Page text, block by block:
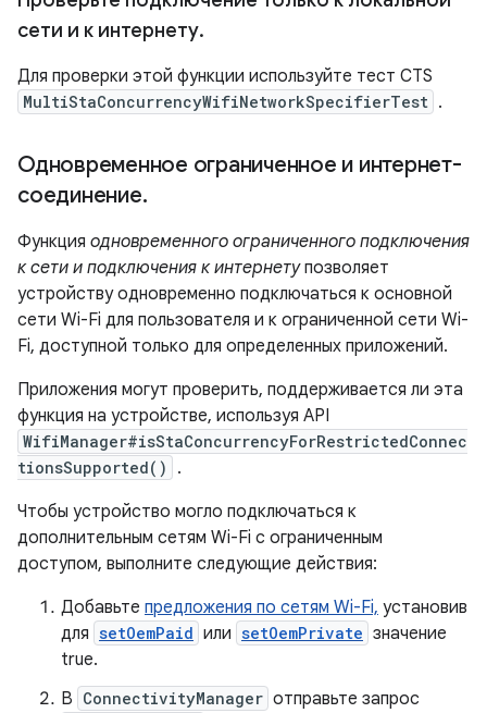
сети и к интернету.
Для проверки этой функции используйте тест CTS
MultiStaConcurrencyWifiNetworkSpecifierTest .
Одновременное ограниченное и интернет-
соединение.
Функция одновременного ограниченного подключения
к сети и подключения к интернетупозволяет
устройству одновременно подключаться к основной
сети Wi-Fi для пользователя и к ограниченной сети Wi-
Fi, доступной только для определенных приложений.
Приложения могут проверить, поддерживается ли эта
функция на устройстве, используя API
WifiManager#isStaConcurrencyForRestrictedConnec
tionsSupported()
.
Чтобы устройство могло подключаться к
дополнительным сетям Wi-Fi с ограниченным
доступом, выполните следующие действия:
Добавьте предложения по сетям Wi-Fi, установив
для setOemPaid или setOemPrivate значение
true.
В ConnectivityManager отправьте запрос